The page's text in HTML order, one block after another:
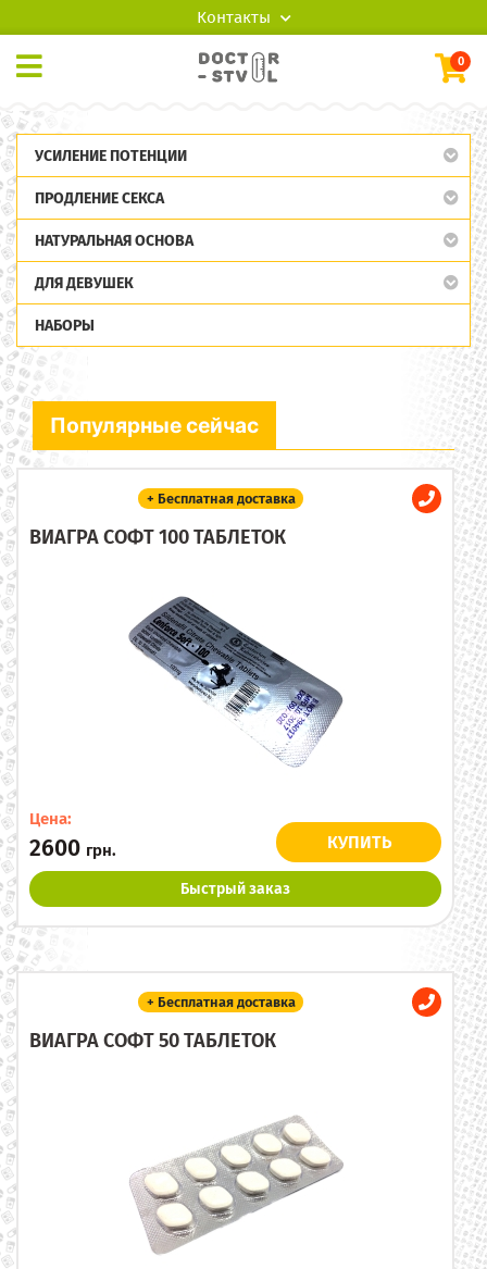
Контакты
0
УСИЛЕНИЕ ПОТЕНЦИИ
ПРОДЛЕНИЕ СЕКСА
НАТУРАЛЬНАЯ ОСНОВА
ДЛЯ ДЕВУШЕК
НАБОРЫ
Популярные сейчас
+ Бесплатная доставка
ВИАГРА СОФТ 100 ТАБЛЕТОК
Цена:
2600 грн. КУПИТЬ
Быстрый заказ
+ Бесплатная доставка
ВИАГРА СОФТ 50 ТАБЛЕТОК